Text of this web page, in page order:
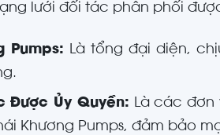
lưới đối tác phân phối
Pumps: Là tổng đại diện,
Được Ủy Quyền: Là các đơn
Khương Pumps, đảm bảo